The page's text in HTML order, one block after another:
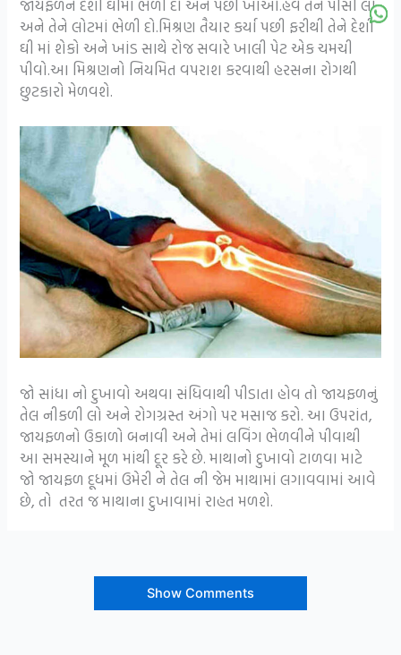
જાયફળને દેશી ઘીમાં ભેળી દો અને પછી ખાઓ.હવે તેને પીસી લો
અને તેને લોટમાં ભેળી દો.મિશ્રણ તૈયાર કર્યા પછી ફરીથી તેને દેશી
ઘી માં શેકો અને ખાંડ સાથે રોજ સવારે ખાલી પેટ એક ચમચી
પીવો.આ મિશ્રણનો નિયમિત વપરાશ કરવાથી હરસના રોગથી
છુટકારો મેળવશે.
જો સાંધા નો દુખાવો અથવા સંધિવાથી પીડાતા હોવ તો જાયફળનું
તેલ નીકળી લો અને રોગગ્રસ્ત અંગો પર મસાજ કરો. આ ઉપરાંત,
જાયફળનો ઉકાળો બનાવી અને તેમાં લવિંગ ભેળવીને પીવાથી
આ સમસ્યાને મૂળ માંથી દૂર કરે છે. માથાનો દુખાવો ટાળવા માટે
જો જાયફળ દૂધમાં ઉમેરી ને તેલ ની જેમ માથામાં લગાવવામાં આવે
છે, તો તરત જ માથાના દુખાવામાં રાહત મળશે.
Show Comments